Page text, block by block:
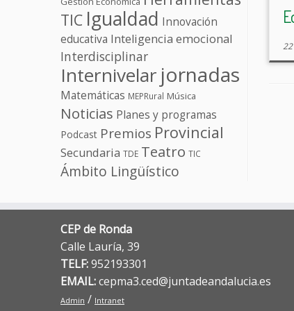
TIC Igualdad Innovación
educativa Inteligencia emocional
Interdisciplinar
Internivelar jornadas
Matemáticas MEPRural Música
Noticias Planes y programas
Podcast Premios Provincial
Secundaria TDE Teatro TIC
Ámbito Lingüístico
CEP de Ronda
Calle Lauría, 39
TELF:952193301
EMAIL:cepma3.ced@juntadeandalucia.es
Admin / Intranet